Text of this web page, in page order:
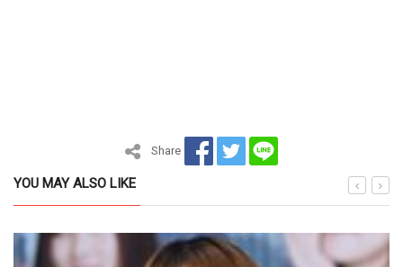
Share
YOU MAY ALSO LIKE